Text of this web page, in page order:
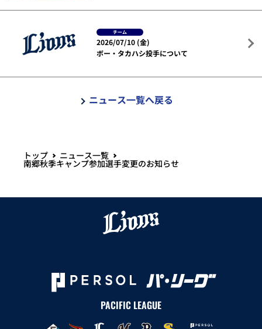
チーム
2026/07/10 (金)
ボー・タカハシ投手について
ニュース一覧へ戻る
トップ ニュース一覧
南郷秋季キャンプ参加選手変更のお知らせ
PACIFIC LEAGUE